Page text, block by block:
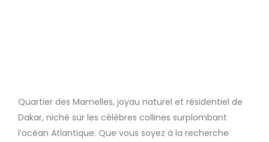
Quartier des Mamelles, joyau naturel et résidentiel de
Dakar, niché sur les célèbres collines surplombant
l’océan Atlantique. Que vous soyez à la recherche